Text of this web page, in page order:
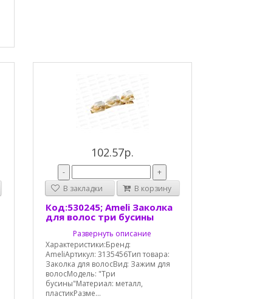
102.57р.
-
+
В закладки
В корзину
Код:530245; Ameli Заколка
для волос три бусины
Развернуть описание
Характеристики:Бренд:
AmeliАртикул: 3135456Тип товара:
Заколка для волосВид: Зажим для
волосМодель: "Три
бусины"Материал: металл,
пластикРазме...